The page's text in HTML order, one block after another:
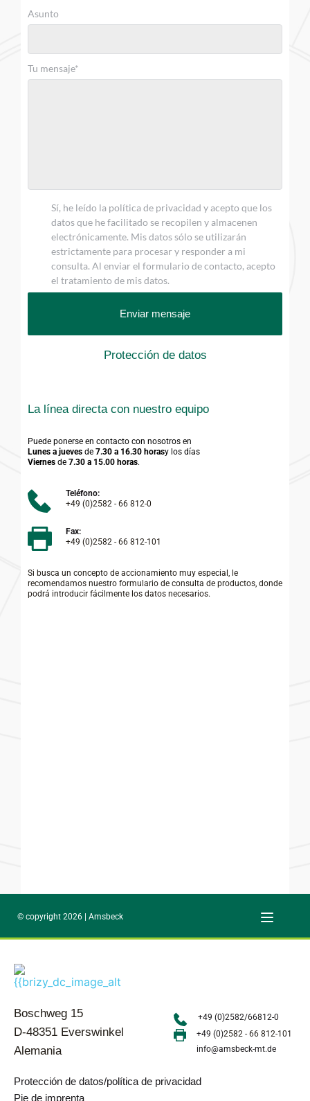
La línea directa con nuestro equipo
Puede ponerse en contacto con nosotros en
Lunes a jueves de 7.30 a 16.30 horasy los días
Viernes de 7.30 a 15.00 horas.
Teléfono:
+49 (0)2582 - 66 812-0
Fax:
+49 (0)2582 - 66 812-101
Si busca un concepto de accionamiento muy especial, le
recomendamos nuestro formulario de consulta de productos, donde
podrá introducir fácilmente los datos necesarios.
Asunto
Tu mensaje*
Sí, he leído la política de privacidad y acepto que los
datos que he facilitado se recopilen y almacenen
electrónicamente. Mis datos sólo se utilizarán
estrictamente para procesar y responder a mi
consulta. Al enviar el formulario de contacto, acepto
el tratamiento de mis datos.
Enviar mensaje
Protección de datos
© copyright 2026 | Amsbeck
Boschweg 15
D-48351 Everswinkel
Alemania
+49 (0)2582/66812-0
+49 (0)2582 - 66 812-101
info@amsbeck-mt.de
Protección de datos/política de privacidad
Pie de imprenta